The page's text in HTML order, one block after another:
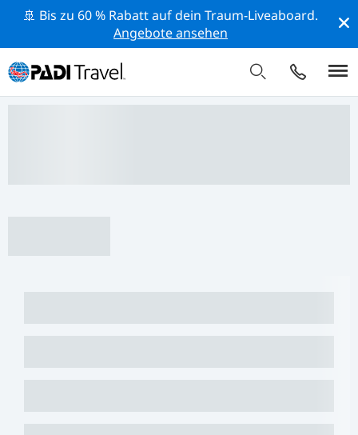
🚢 Bis zu 60 % Rabatt auf dein Traum-Liveaboard.
Angebote ansehen